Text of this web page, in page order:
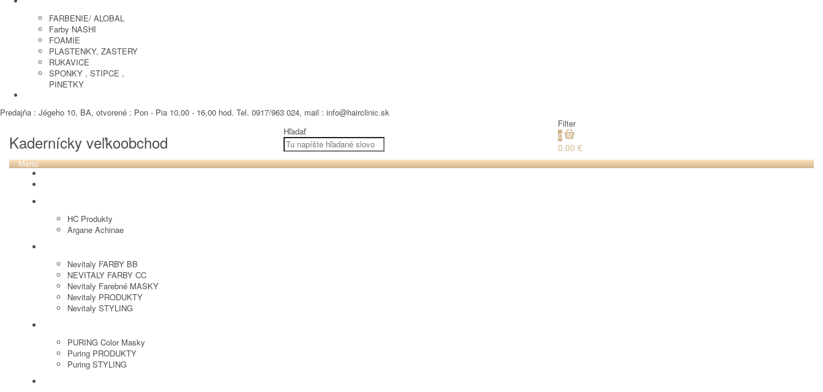
FARBENIE/ ALOBAL
Farby NASHI
FOAMIE
PLASTENKY, ZASTERY
RUKAVICE
SPONKY , STIPCE ,
PINETKY
Predajňa : Jégeho 10, BA, otvorené : Pon - Pia 10,00 - 16,00 hod. Tel. 0917/963 024, mail : info@hairclinic.sk
Kadernícky veľkoobchod Hľadať
Filter
0
0.00 €
Menu
HC Produkty
Argane Achinae
Nevitaly FARBY BB
NEVITALY FARBY CC
Nevitaly Farebné MASKY
Nevitaly PRODUKTY
Nevitaly STYLING
PURING Color Masky
Puring PRODUKTY
Puring STYLING